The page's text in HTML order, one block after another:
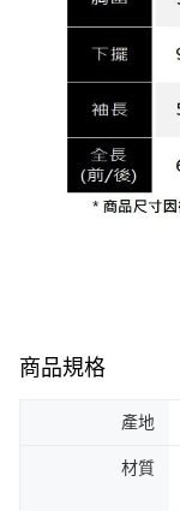
商品規格
產地
材質